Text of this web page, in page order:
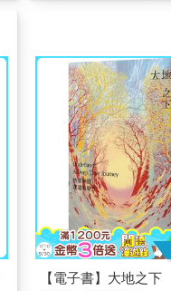
【電子書】大地之下